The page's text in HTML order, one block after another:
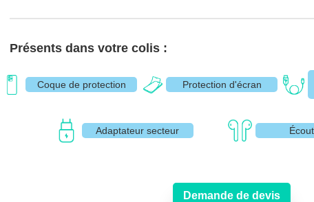
Présents dans votre colis :
Coque de protection Protection d'écran
Adaptateur secteur
Demande de devis